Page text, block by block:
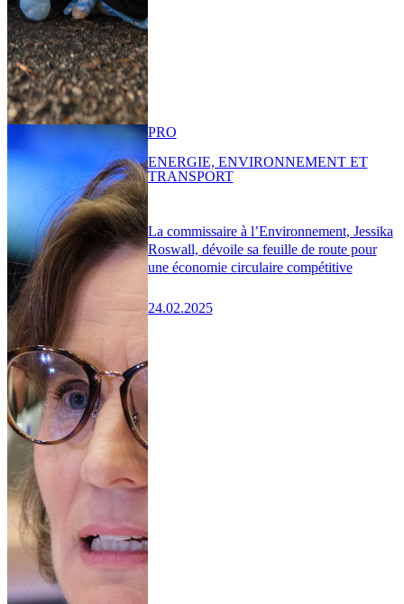
La commissaire à l’Environnement, Jessika
Roswall, dévoile sa feuille de route pour
une économie circulaire compétitive
24.02.2025
PRO
ENERGIE, ENVIRONNEMENT ET
TRANSPORT